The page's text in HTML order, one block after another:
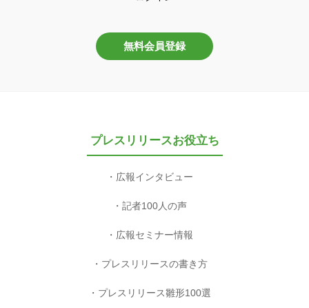
無料会員登録
プレスリリースお役立ち
広報インタビュー
記者100人の声
広報セミナー情報
プレスリリースの書き方
プレスリリース雛形100選